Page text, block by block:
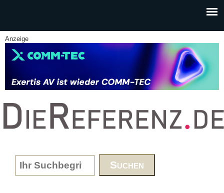
Anzeige
www.DieReferenz.de
Search form